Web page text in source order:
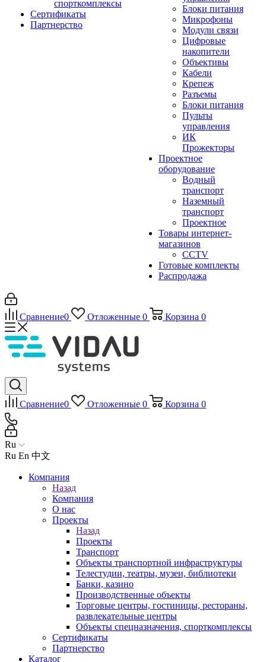
спорткомплексы
Сертификаты
Партнерство
Блоки питания
Микрофоны
Модули связи
Цифровые
накопители
Объективы
Кабели
Крепеж
Разъемы
Блоки питания
Пульты
управления
ИК
Прожекторы
Проектное
оборудование
Водный
транспорт
Наземный
транспорт
Проектное
Товары интернет-
магазинов
CCTV
Готовые комплекты
Распродажа
Сравнение0 Отложенные 0 Корзина 0
Сравнение0 Отложенные 0 Корзина 0
Ru
Ru En 中文
Компания
Назад
Компания
О нас
Проекты
Назад
Проекты
Транспорт
Объекты транспортной инфраструктуры
Телестудии, театры, музеи, библиотеки
Банки, казино
Производственные объекты
Торговые центры, гостиницы, рестораны,
развлекательные центры
Объекты спецназначения, спорткомплексы
Сертификаты
Партнерство
Каталог